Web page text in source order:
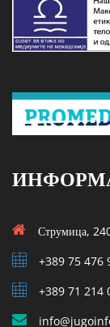
Струмица,
+389 75 476
+389 71 214